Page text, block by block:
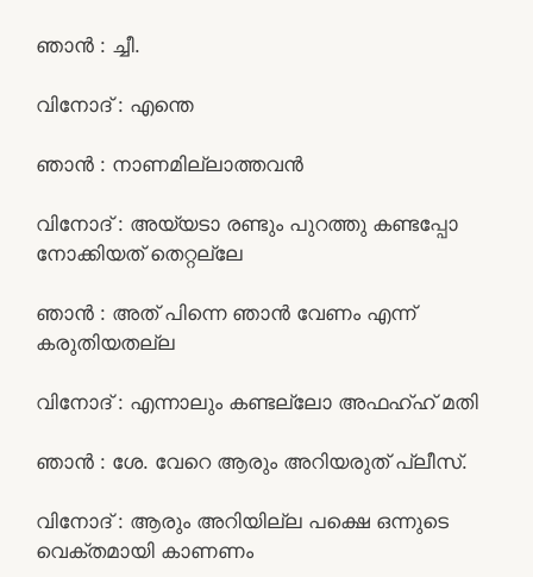
ഞാൻ : ച്ചീ.
വിനോദ് : എന്തെ
ഞാൻ : നാണമില്ലാത്തവൻ
വിനോദ് : അയ്യടാ രണ്ടും പുറത്തു കണ്ടപ്പോ
നോക്കിയത് തെറ്റല്ലേ
ഞാൻ : അത് പിന്നെ ഞാൻ വേണം എന്ന്
കരുതിയതല്ല
വിനോദ് : എന്നാലും കണ്ടല്ലോ അഫഹ്ഹ് മതി
ഞാൻ : ശേ. വേറെ ആരും അറിയരുത് പ്ലീസ്.
വിനോദ് : ആരും അറിയില്ല പക്ഷെ ഒന്നുടെ
വെക്തമായി കാണണം